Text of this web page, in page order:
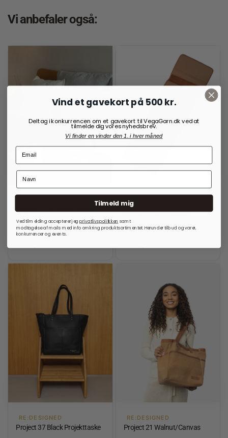
Vi anbefaler også:
Project 2 Crossover Walnut
999,00kr.
OPBEVARINGSLØSNINGER
TIL RUNDPINDE
Project 14 Burned Tan
699,00kr.
RE:DESIGNED
Project 37 Black Projekttaske
RE:DESIGNED
Project 21 Walnut/Canvas
Vind et gavekort på 500 kr.
Deltag i konkurrencen om et gavekort til VegaGarn.dk ved at
tilmelde dig vores nyhedsbrev.
Vi finder en vinder den 1. i hver måned
Tilmeld mig
Ved tilmelding accepterer jegprivatlivspolitkken samt
modtagelse af mails med info omkring produktsortimentet. Herunder tilbud og varer,
konkurrencer og events.